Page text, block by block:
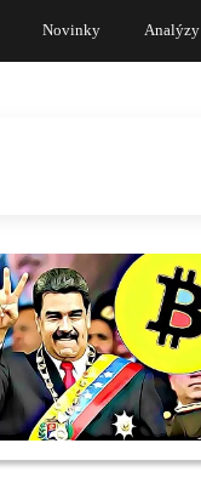
Novinky Analýzy